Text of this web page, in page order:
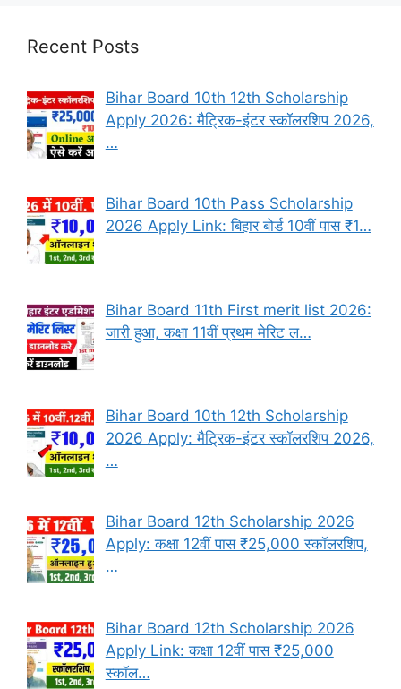
Recent Posts
Bihar Board 10th 12th Scholarship
Apply 2026: मैट्रिक-इंटर स्कॉलरशिप 2026,
…
Bihar Board 10th Pass Scholarship
2026 Apply Link: बिहार बोर्ड 10वीं पास ₹1…
Bihar Board 11th First merit list 2026:
जारी हुआ, कक्षा 11वीं प्रथम मेरिट ल…
Bihar Board 10th 12th Scholarship
2026 Apply: मैट्रिक-इंटर स्कॉलरशिप 2026,
…
Bihar Board 12th Scholarship 2026
Apply: कक्षा 12वीं पास ₹25,000 स्कॉलरशिप,
…
Bihar Board 12th Scholarship 2026
Apply Link: कक्षा 12वीं पास ₹25,000
स्कॉल…